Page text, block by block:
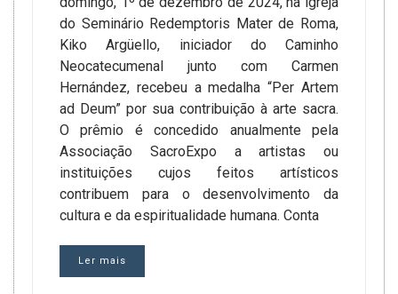
do Seminário Redemptoris Mater de Roma,
Kiko Argüello, iniciador do Caminho
Neocatecumenal junto com Carmen
Hernández, recebeu a medalha “Per Artem
ad Deum” por sua contribuição à arte sacra.
O prêmio é concedido anualmente pela
Associação SacroExpo a artistas ou
instituições cujos feitos artísticos
contribuem para o desenvolvimento da
cultura e da espiritualidade humana. Conta
Ler mais